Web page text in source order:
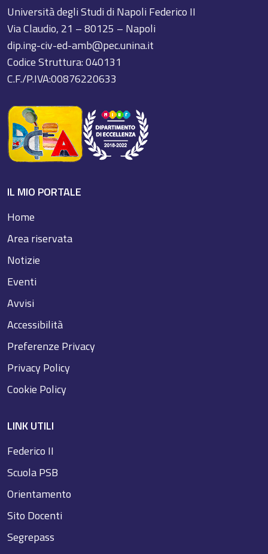
Università degli Studi di Napoli Federico II
Via Claudio, 21 – 80125 – Napoli
dip.ing-civ-ed-amb@pec.unina.it
Codice Struttura: 040131
C.F./P.IVA:00876220633
IL MIO PORTALE
Home
Area riservata
Notizie
Eventi
Avvisi
Accessibilità
Preferenze Privacy
Privacy Policy
Cookie Policy
LINK UTILI
Federico II
Scuola PSB
Orientamento
Sito Docenti
Segrepass